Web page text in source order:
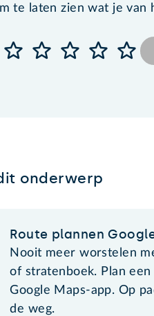
te laten zien wat je
onderwerp
Route plannen
Nooit meer worstelen
of stratenboek. Plan
Google Maps-app. Op
de weg.